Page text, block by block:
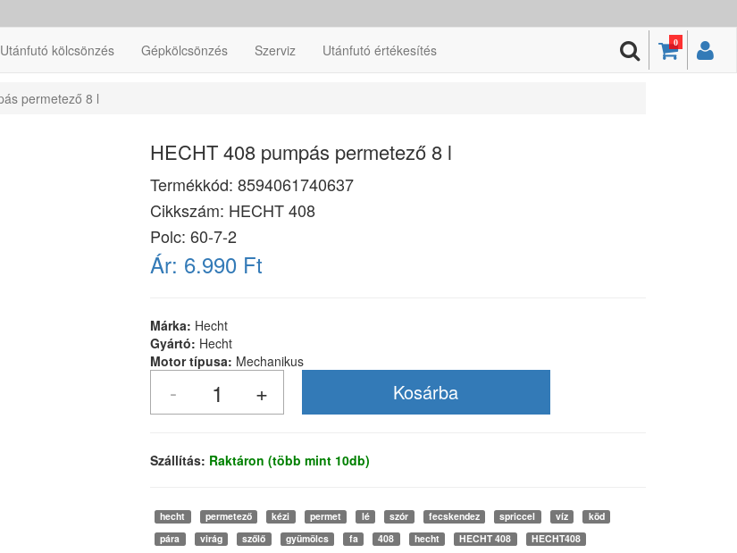
0
Utánfutó kölcsönzés Gépkölcsönzés Szerviz Utánfutó értékesítés
permetező 8 l
HECHT 408 pumpás permetező 8 l
Termékkód: 8594061740637
Cikkszám: HECHT 408
Polc: 60-7-2
Ár: 6.990 Ft
Márka: Hecht
Gyártó: Hecht
Motor típusa: Mechanikus
Szállítás: Raktáron (több mint 10db)
hecht permetező kézi permet lé szór fecskendez spriccel víz
köd
pára
virág szőlő gyümölcs fa 408 hecht HECHT 408
HECHT408